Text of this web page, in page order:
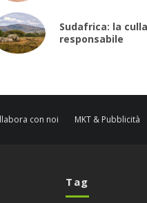
Sudafrica: la
responsabile
con noi MKT & Pubblicità
Tag